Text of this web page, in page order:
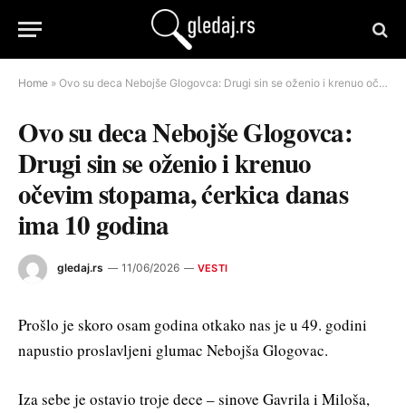
Home » Ovo su deca Nebojše Glogovca: Drugi sin se oženio i krenuo očevim stopama, ćerkica danas ima 10 godina
Ovo su deca Nebojše Glogovca:
Drugi sin se oženio i krenuo
očevim stopama, ćerkica danas
ima 10 godina
gledaj.rs 11/06/2026 VESTI
Prošlo je skoro osam godina otkako nas je u 49. godini
napustio proslavljeni glumac Nebojša Glogovac.
Iza sebe je ostavio troje dece – sinove Gavrila i Miloša,